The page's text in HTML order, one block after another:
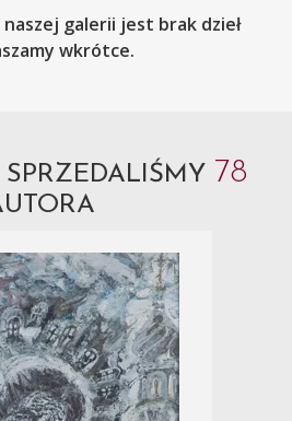
galerii jest brak dzieł
wkrótce.
78